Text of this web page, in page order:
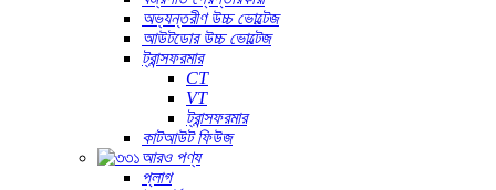
অভ্যন্তরীণ উচ্চ ভোল্টেজ
আউটডোর উচ্চ ভোল্টেজ
ট্রান্সফরমার
CT
VT
ট্রান্সফরমার
কাটআউট ফিউজ
আরও পণ্য
প্লাগ